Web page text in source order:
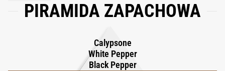
Abyssis Eau de Parfum jest hołdem dla niezgłębionej potęgi
jego otchłanną esencję. Zanurz się w aurze Krakena i przejmij
władzę nad pierwotnymi siłami morza z Abyssis Eau de Parfum.
PIRAMIDA ZAPACHOWA
Calypsone
White Pepper
Black Pepper